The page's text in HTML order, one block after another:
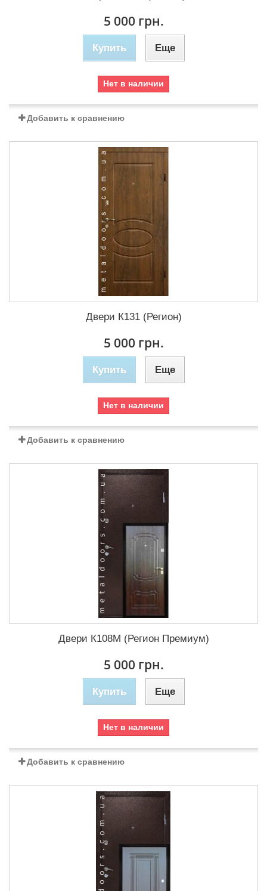
5 000 грн.
Купить Еще
Нет в наличии
Добавить к сравнению
Двери К131 (Регион)
5 000 грн.
Купить Еще
Нет в наличии
Добавить к сравнению
Двери К108М (Регион Премиум)
5 000 грн.
Купить Еще
Нет в наличии
Добавить к сравнению